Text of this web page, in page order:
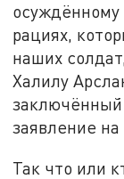
осуждённому
рациях,
наших
Халилу
заявление
Так что или